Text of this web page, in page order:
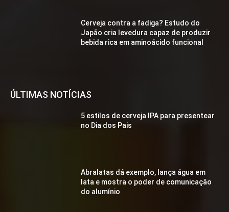
Cerveja contra a fadiga? Estudo do
Japão cria levedura capaz de produzir
bebida rica em aminoácido funcional
ÚLTIMAS NOTÍCIAS
5 estilos de cerveja IPA para presentear
no Dia dos Pais
Abralatas dá exemplo, lança água em
lata e mostra o poder de comunicação
do alumínio